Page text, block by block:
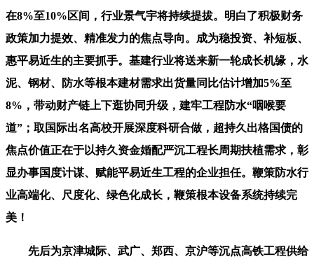
在8%至10%区间，行业景气宇将持续提拔。明白了积极财务
政策加力提效、精准发力的焦点导向。成为稳投资、补短板、
惠平易近生的主要抓手。基建行业将送来新一轮成长机缘，水
泥、钢材、防水等根本建材需求出货量同比估计增加5%至
8%，带动财产链上下逛协同升级，建牢工程防水“咽喉要
道”；取国际出名高校开展深度科研合做，超持久出格国债的
焦点价值正在于以持久资金婚配严沉工程长周期扶植需求，彰
显办事国度计谋、赋能平易近生工程的企业担任。鞭策防水行
业高端化、尺度化、绿色化成长，鞭策根本设备系统持续完
美！
先后为京津城际、武广、郑西、京沪等沉点高铁工程供给